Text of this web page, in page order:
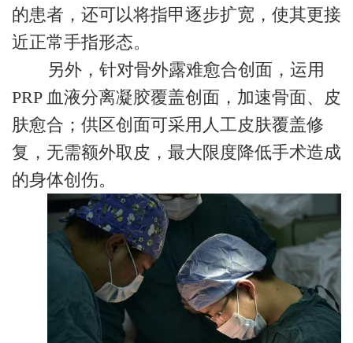
的患者，还可以将指甲逐步扩宽，使其更接
近正常手指形态。
另外，针对骨外露难愈合创面，运用
PRP 血液分离凝胶覆盖创面，加速骨面、皮
肤愈合；供区创面可采用人工皮肤覆盖修
复，无需额外取皮，最大限度降低手术造成
的身体创伤。